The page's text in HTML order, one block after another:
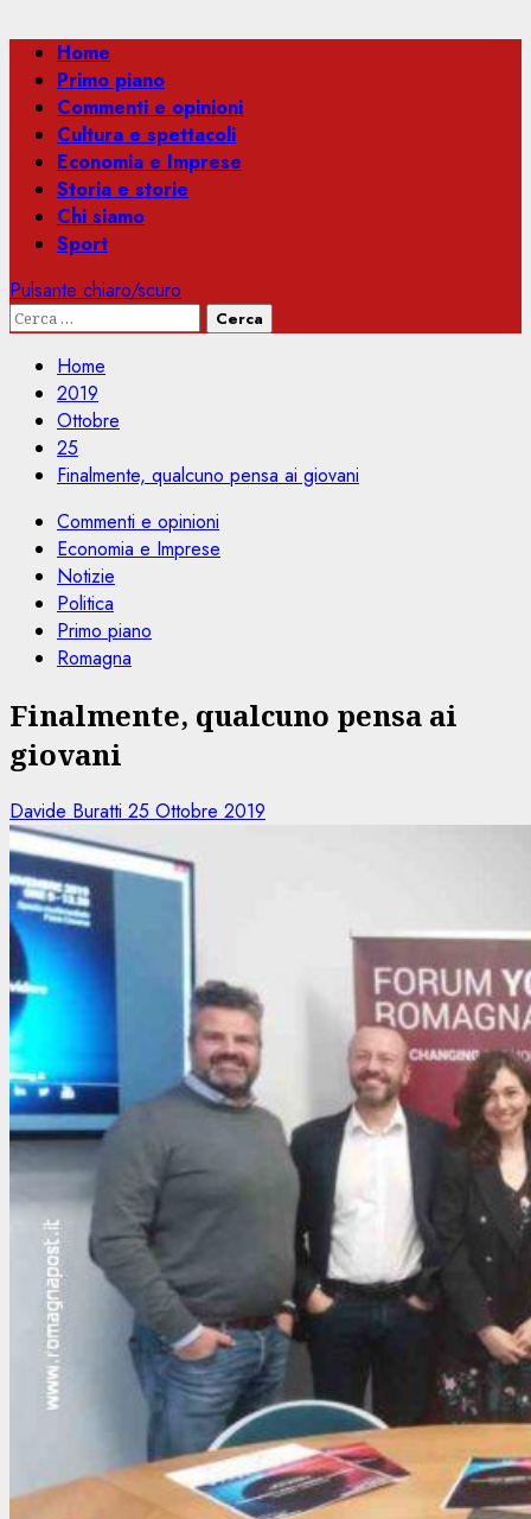
Menu
principale
Home
Primo piano
Commenti e opinioni
Cultura e spettacoli
Economia e Imprese
Storia e storie
Chi siamo
Sport
Pulsante chiaro/scuro
Ricerca
Home
2019
Ottobre
25
Finalmente, qualcuno pensa ai giovani
Commenti e opinioni
Economia e Imprese
Notizie
Politica
Primo piano
Romagna
Finalmente, qualcuno pensa ai
giovani
Davide Buratti 25 Ottobre 2019